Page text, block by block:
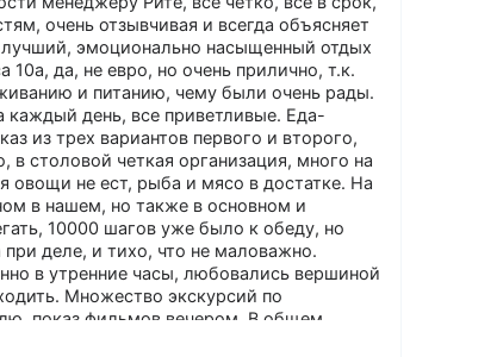
очень отзывчивая и всегда объясняет
эмоционально насыщенный отдых
да, не евро, но очень прилично, т.к.
и питанию, чему были очень рады.
день, все приветливые. Еда-
из трех вариантов первого и второго,
столовой четкая организация, много на
овощи не ест, рыба и мясо в достатке. На
в нашем, но также в основном и
10000 шагов уже было к обеду, но
деле, и тихо, что не маловажно.
в утренние часы, любовались вершиной
Множество экскурсий по
показ фильмов вечером. В общем